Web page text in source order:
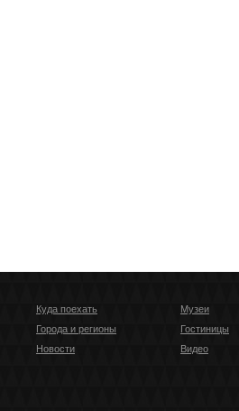
Куда поехать
Города и регионы
Новости
Музеи
Гостиницы
Видео